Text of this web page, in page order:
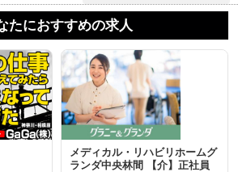
たにおすすめの求人
メディカル・リハビリホームグ
ランダ中央林間 【介】正社員